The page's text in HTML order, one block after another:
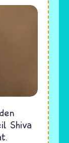
Shiva